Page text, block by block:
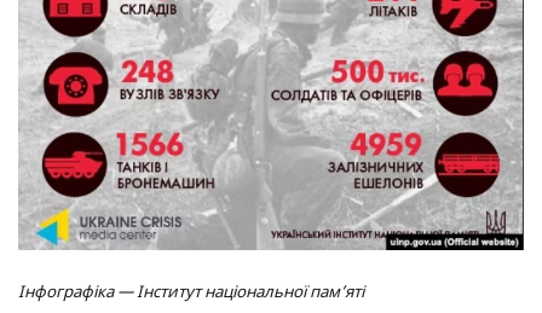
Інфографіка — Інститут національної пам’яті